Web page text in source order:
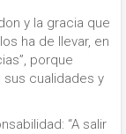
y la gracia que
ha de llevar, en
porque
sus cualidades y
“A salir